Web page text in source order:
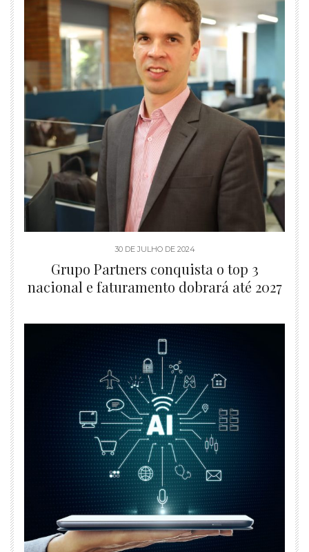
30 DE JULHO DE 2024
Grupo Partners conquista o top 3
nacional e faturamento dobrará até 2027